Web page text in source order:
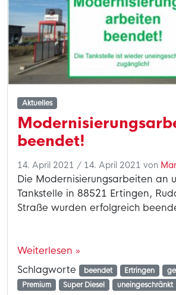
Aktuelles
beendet!
14. April 2021 / 14. April 2021 von
Die Modernisierungsarbeiten an
Tankstelle in 88521 Ertingen,
Straße wurden erfolgreich
Weiterlesen »
Schlagworte
beendet Ertringen
Premium
Super Diesel uneingeschränkt